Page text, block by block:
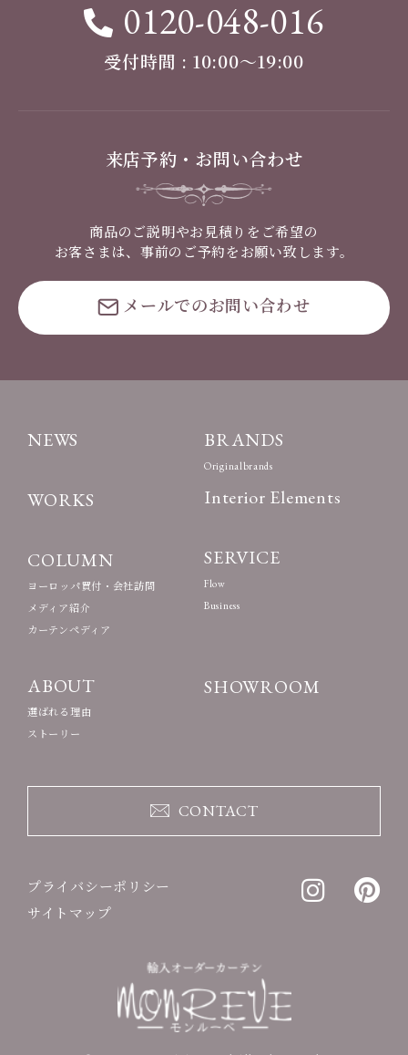
0120-048-016
受付時間 : 10:00〜19:00
来店予約・お問い合わせ
商品のご説明やお見積りをご希望の
お客さまは、事前のご予約をお願い致します。
メールでのお問い合わせ
NEWS
WORKS
COLUMN
ヨーロッパ買付・会社訪問
メディア紹介
カーテンペディア
ABOUT
選ばれる理由
ストーリー
BRANDS
Originalbrands
Interior Elements
SERVICE
Flow
Business
SHOWROOM
CONTACT
プライバシーポリシー
サイトマップ